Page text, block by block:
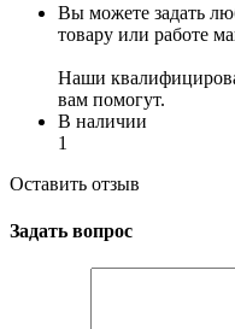
Вы можете задать
товару или работе
Наши
вам помогут.
В наличии
1
Оставить отзыв
Задать вопрос